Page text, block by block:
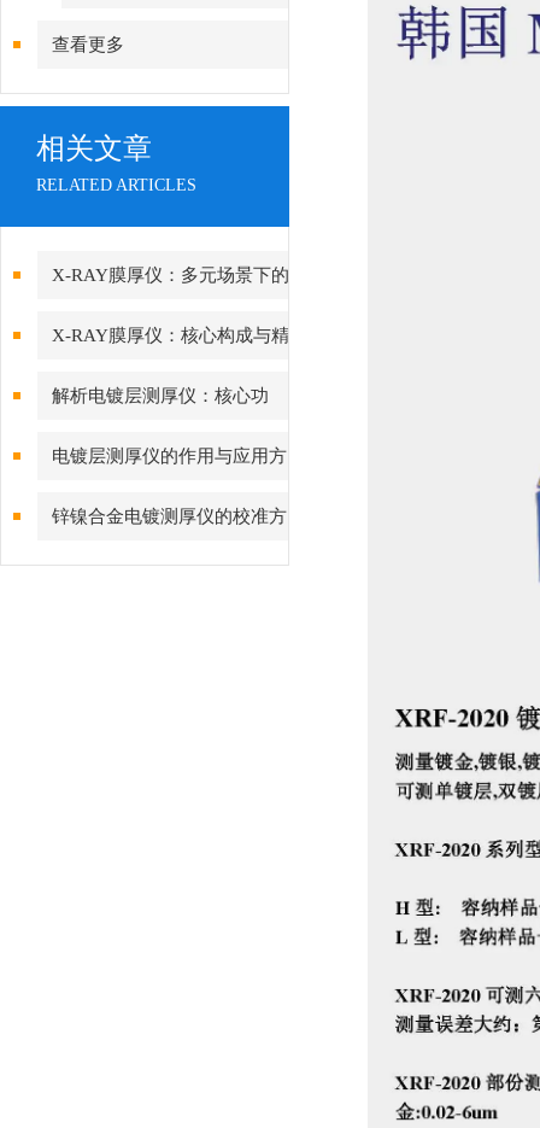
查看更多
相关文章
RELATED ARTICLES
X-RAY膜厚仪：多元场景下的
精准检测边界
X-RAY膜厚仪：核心构成与精
密协作的科技密码
解析电镀层测厚仪：核心功
能、行业应用与技术亮点
电镀层测厚仪的作用与应用方
向分析
锌镍合金电镀测厚仪的校准方
法与重要性